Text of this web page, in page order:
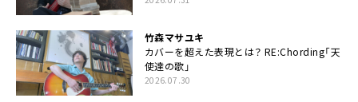
竹森マサユキ
カバーを超えた表現とは？ RE:Chording「天
使達の歌」
2026.07.30